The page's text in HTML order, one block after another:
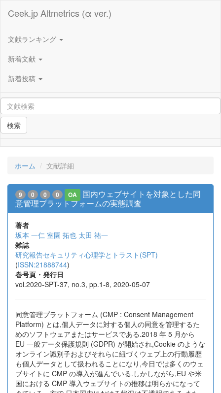
Ceek.jp Altmetrics (α ver.)
文献ランキング
新着文献
新着投稿
検索
ホーム 文献詳細
9 0 0 0 OA
国内ウェブサイトを対象とした同
意管理プラットフォームの実態調査
著者
坂本 一仁 室園 拓也 太田 祐一
雑誌
研究報告セキュリティ心理学とトラスト(SPT)
(ISSN:21888744)
巻号頁・発行日
vol.2020-SPT-37, no.3, pp.1-8, 2020-05-07
同意管理プラットフォーム (CMP : Consent Management
Platform) とは,個人データに対する個人の同意を管理するた
めのソフトウェアまたはサービスである.2018 年 5 月から
EU 一般データ保護規則 (GDPR) が開始され,Cookie のような
オンライン識別子およびそれらに紐づくウェブ上の行動履歴
も個人データとして扱われることになり,今日では多くのウェ
ブサイトに CMP の導入が進んでいる.しかしながら,EU や米
国における CMP 導入ウェブサイトの推移は明らかになって